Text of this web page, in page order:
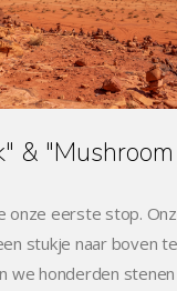
&
onze eerste stop.
stukje naar boven
we honderden